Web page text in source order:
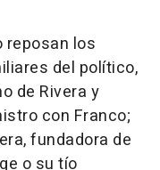
reposan los
del político,
de Rivera y
con Franco;
fundadora de
o su tío